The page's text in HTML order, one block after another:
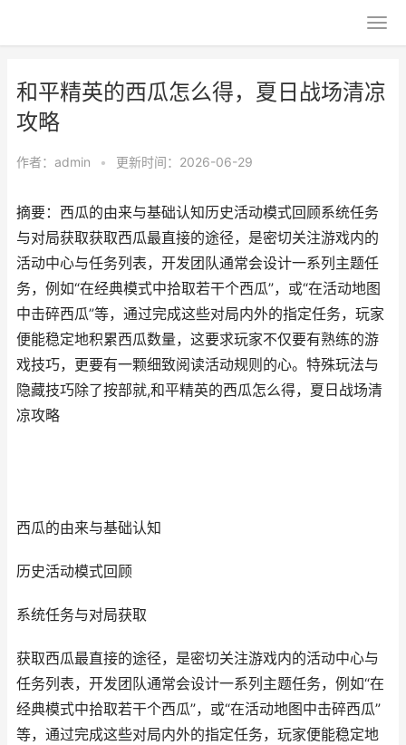
和平精英的西瓜怎么得，夏日战场清凉
攻略
作者： admin • 更新时间：2026-06-29
摘要：西瓜的由来与基础认知历史活动模式回顾系统任务
与对局获取获取西瓜最直接的途径，是密切关注游戏内的
活动中心与任务列表，开发团队通常会设计一系列主题任
务，例如“在经典模式中拾取若干个西瓜”，或“在活动地图
中击碎西瓜”等，通过完成这些对局内外的指定任务，玩家
便能稳定地积累西瓜数量，这要求玩家不仅要有熟练的游
戏技巧，更要有一颗细致阅读活动规则的心。特殊玩法与
隐藏技巧除了按部就,和平精英的西瓜怎么得，夏日战场清
凉攻略
西瓜的由来与基础认知
历史活动模式回顾
系统任务与对局获取
获取西瓜最直接的途径，是密切关注游戏内的活动中心与
任务列表，开发团队通常会设计一系列主题任务，例如“在
经典模式中拾取若干个西瓜”，或“在活动地图中击碎西瓜”
等，通过完成这些对局内外的指定任务，玩家便能稳定地